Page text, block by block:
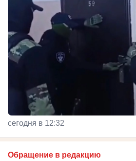
сегодня в 12:32
Обращение в редакцию